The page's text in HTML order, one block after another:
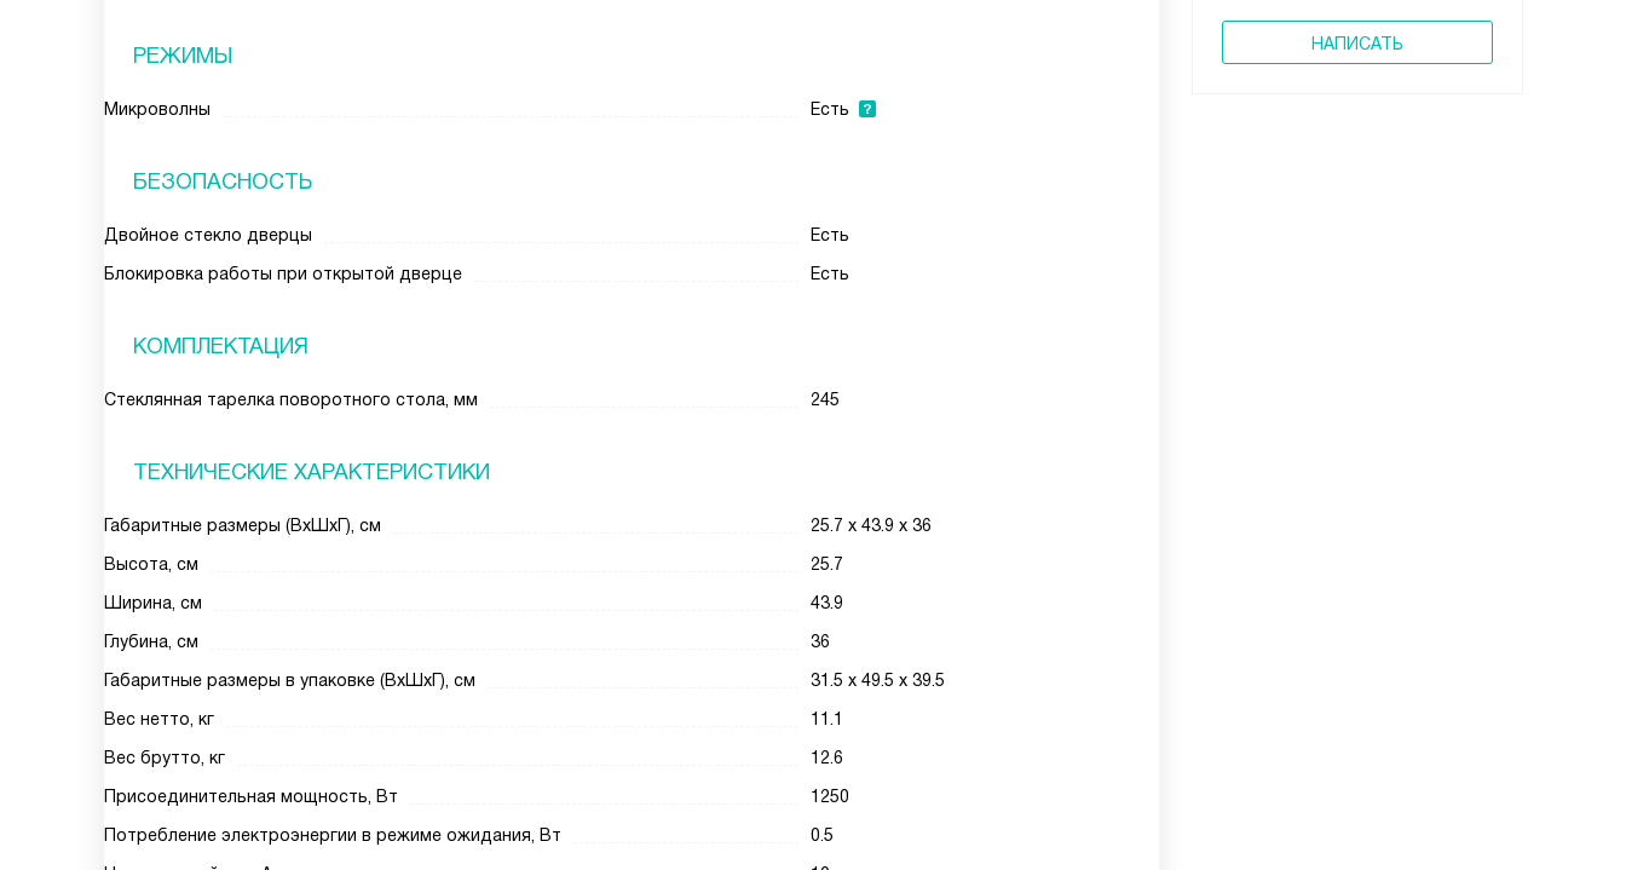
НАПИСАТЬ
РЕЖИМЫ
Микроволны Есть
БЕЗОПАСНОСТЬ
Двойное стекло дверцы
Есть
Блокировка работы при открытой дверце
Есть
КОМПЛЕКТАЦИЯ
Стеклянная тарелка поворотного стола, мм 245
ТЕХНИЧЕСКИЕ ХАРАКТЕРИСТИКИ
Габаритные размеры (ВxШxГ), см
25.7 x 43.9 x 36
Высота, см
25.7
Ширина, см
43.9
Глубина, см
36
Габаритные размеры в упаковке (ВxШxГ), см
31.5 x 49.5 x 39.5
Вес нетто, кг
11.1
Вес брутто, кг
12.6
Присоединительная мощность, Вт
1250
Потребление электроэнергии в режиме ожидания, Вт
0.5